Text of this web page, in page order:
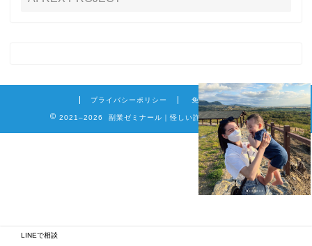
プライバシーポリシー 免責事項
2021–2026 副業ゼミナール｜怪しい詐欺副業を徹底調査
LINEで相談